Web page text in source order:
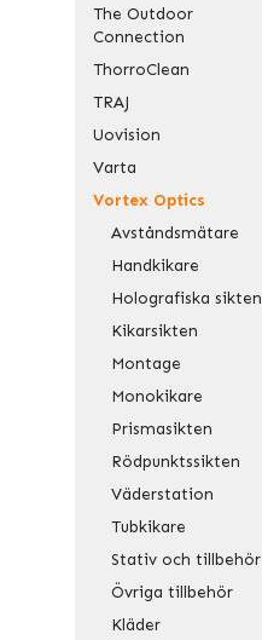
The Outdoor
Connection
ThorroClean
TRAJ
Uovision
Varta
Vortex Optics
Avståndsmätare
Handkikare
Holografiska sikten
Kikarsikten
Montage
Monokikare
Prismasikten
Rödpunktssikten
Väderstation
Tubkikare
Stativ och tillbehör
Övriga tillbehör
Kläder